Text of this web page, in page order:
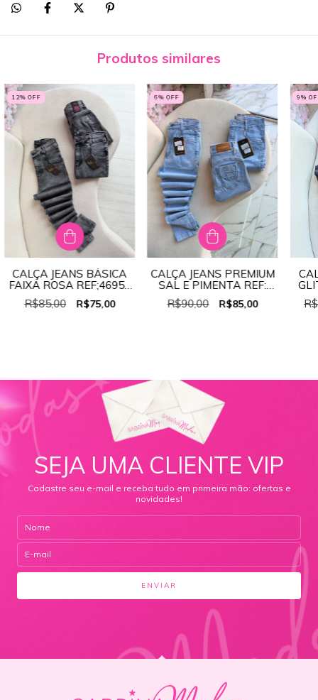
Produtos similares
12% OFF
CALÇA JEANS BÁSICA
FAIXA ROSA REF;46957
R$85,00 R$75,00
6% OFF
CALÇA JEANS PREMIUM
SAL E PIMENTA REF:
SL369
R$90,00 R$85,00
9%
SEJA UMA CLIENTE VIP
Cadastre seu e-mail e receba tudo em primeira mão: ofertas e
novidades!